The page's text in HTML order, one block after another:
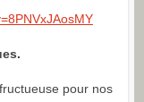
pour nos